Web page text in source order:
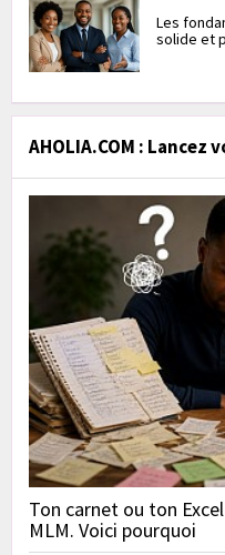
Les
solide et
AHOLIA.COM : Lancez
Ton carnet ou ton
MLM. Voici pourquoi